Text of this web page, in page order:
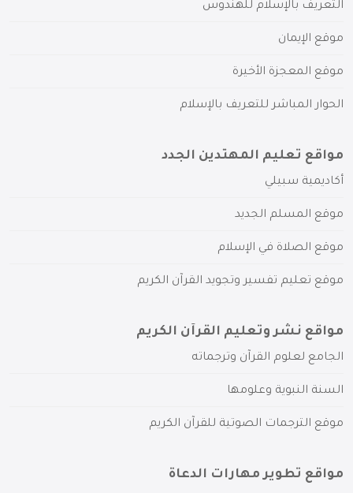
التعريف بالإسلام للهندوس
موقع الإيمان
موقع المعجزة الأخيرة
الحوار المباشر للتعريف بالإسلام
مواقع تعليم المهتدين الجدد
أكاديمية سبيلي
موقع المسلم الجديد
موقع الصلاة في الإسلام
موقع تعليم تفسير وتجويد القرآن الكريم
مواقع نشر وتعليم القرآن الكريم
الجامع لعلوم القرآن وترجماته
السنة النبوية وعلومها
موقع الترجمات الصوتية للقرآن الكريم
مواقع تطوير مهارات الدعاة